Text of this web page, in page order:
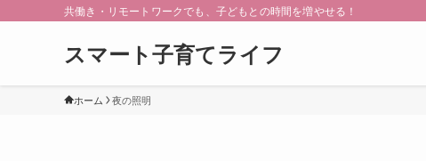
共働き・リモートワークでも、子どもとの時間を増やせる！
スマート子育てライフ
ホーム 夜の照明